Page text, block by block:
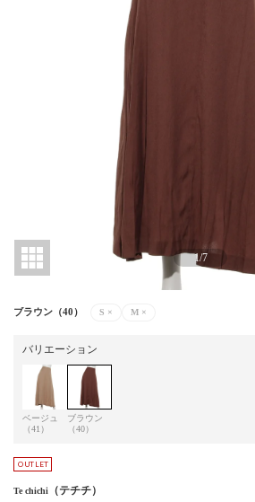
1/7
ブラウン（40） S × M ×
バリエーション
ベージュ
（41）
ブラウン
（40）
Te chichi （テチチ）